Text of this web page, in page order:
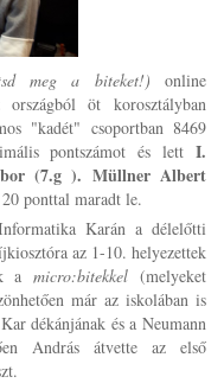
meg a biteket!) online
öt korosztályban
"kadét" csoportban 8469
pontszámot és lett I.
(7.g ). Müllner Albert
20 ponttal maradt le.
Karán a délelőtti
az 1-10. helyezettek
amicro:bitekkel (melyeket
már az iskolában is
dékánjának és a Neumann
András átvette az első